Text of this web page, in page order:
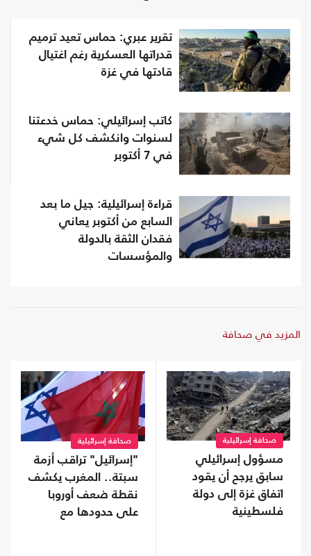
تقرير عبري: حماس تعيد ترميم
قدراتها العسكرية رغم اغتيال
قادتها في غزة
كاتب إسرائيلي: حماس خدعتنا
لسنوات وانكشف كل شيء
في 7 أكتوبر
قراءة إسرائيلية: جيل ما بعد
السابع من أكتوبر يعاني
فقدان الثقة بالدولة
والمؤسسات
المزيد في صحافة
صحافة إسرائيلية
مسؤول إسرائيلي
سابق يرجح أن يقود
اتفاق غزة إلى دولة
فلسطينية
صحافة إسرائيلية
"إسرائيل" تراقب أزمة
سبتة.. المغرب يكشف
نقطة ضعف أوروبا
على حدودها مع